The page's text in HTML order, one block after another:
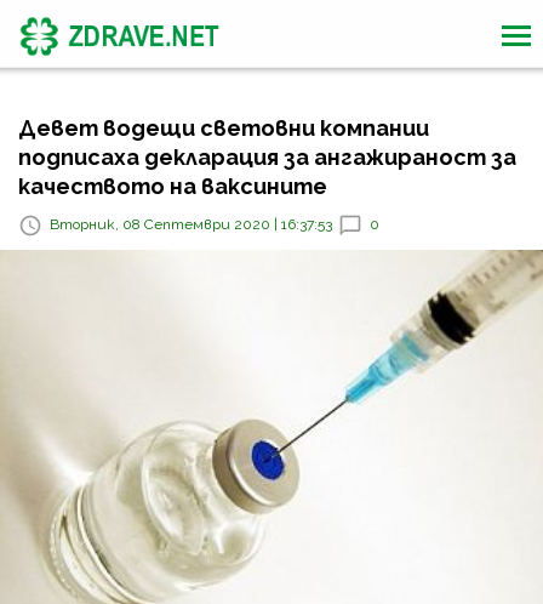
Девет водещи световни компании
подписаха декларация за ангажираност за
качеството на ваксините
Вторник, 08 Септември 2020 | 16:37:53 0